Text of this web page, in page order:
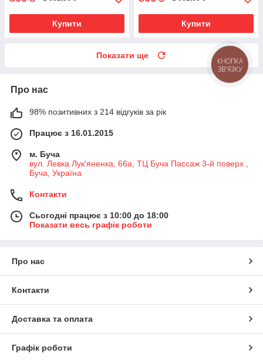
Купити Купити
Показати ще
Про нас
98% позитивних з 214 відгуків за рік
Працює з 16.01.2015
м. Буча
вул. Левка Лук'яненка, 66а, ТЦ Буча Пассаж 3-й поверх ,
Буча, Україна
Контакти
Сьогодні працює з 10:00 до 18:00
Показати весь графік роботи
Про нас
Контакти
Доставка та оплата
Графік роботи
КНОПКА
ЗВ'ЯЗКУ